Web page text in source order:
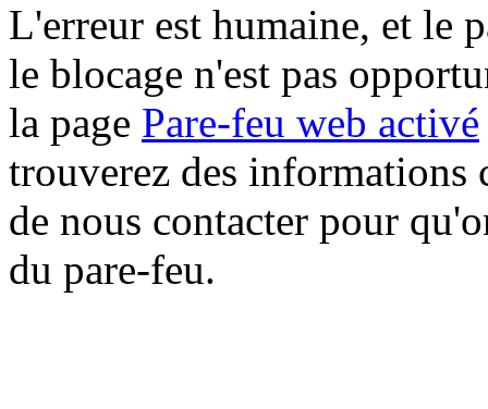
L'erreur est humaine, et le
le blocage n'est pas
la page Pare-feu web activé
trouverez des informations
de nous contacter pour
du pare-feu.